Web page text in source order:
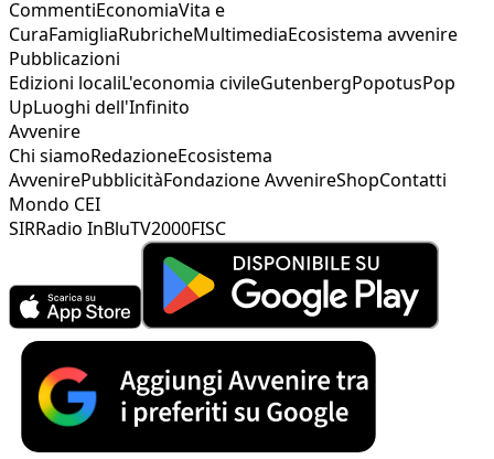
CommentiEconomiaVita e
CuraFamigliaRubricheMultimediaEcosistema avvenire
Pubblicazioni
Edizioni localiL'economia civileGutenbergPopotusPop
UpLuoghi dell'Infinito
Avvenire
Chi siamoRedazioneEcosistema
AvvenirePubblicitàFondazione AvvenireShopContatti
Mondo CEI
SIRRadio InBluTV2000FISC